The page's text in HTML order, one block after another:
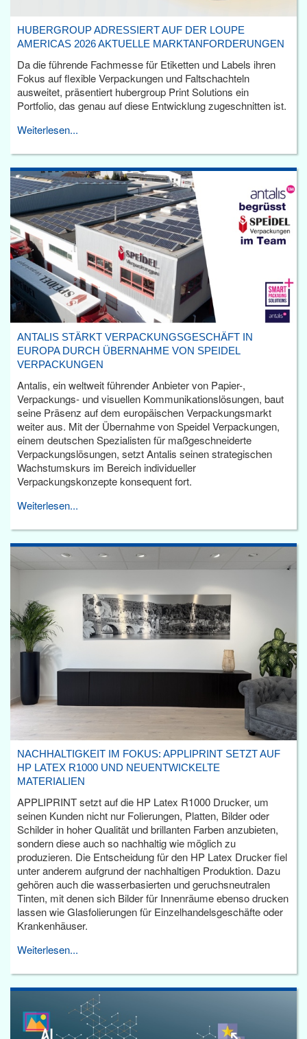
HUBERGROUP ADRESSIERT AUF DER LOUPE
AMERICAS 2026 AKTUELLE MARKTANFORDERUNGEN
Da die führende Fachmesse für Etiketten und Labels ihren
Fokus auf flexible Verpackungen und Faltschachteln
ausweitet, präsentiert hubergroup Print Solutions ein
Portfolio, das genau auf diese Entwicklung zugeschnitten ist.
Weiterlesen...
ANTALIS STÄRKT VERPACKUNGSGESCHÄFT IN
EUROPA DURCH ÜBERNAHME VON SPEIDEL
VERPACKUNGEN
Antalis, ein weltweit führender Anbieter von Papier-,
Verpackungs- und visuellen Kommunikationslösungen, baut
seine Präsenz auf dem europäischen Verpackungsmarkt
weiter aus. Mit der Übernahme von Speidel Verpackungen,
einem deutschen Spezialisten für maßgeschneiderte
Verpackungslösungen, setzt Antalis seinen strategischen
Wachstumskurs im Bereich individueller
Verpackungskonzepte konsequent fort.
Weiterlesen...
NACHHALTIGKEIT IM FOKUS: APPLIPRINT SETZT AUF
HP LATEX R1000 UND NEUENTWICKELTE
MATERIALIEN
APPLIPRINT setzt auf die HP Latex R1000 Drucker, um
seinen Kunden nicht nur Folierungen, Platten, Bilder oder
Schilder in hoher Qualität und brillanten Farben anzubieten,
sondern diese auch so nachhaltig wie möglich zu
produzieren. Die Entscheidung für den HP Latex Drucker fiel
unter anderem aufgrund der nachhaltigen Produktion. Dazu
gehören auch die wasserbasierten und geruchsneutralen
Tinten, mit denen sich Bilder für Innenräume ebenso drucken
lassen wie Glasfolierungen für Einzelhandelsgeschäfte oder
Krankenhäuser.
Weiterlesen...